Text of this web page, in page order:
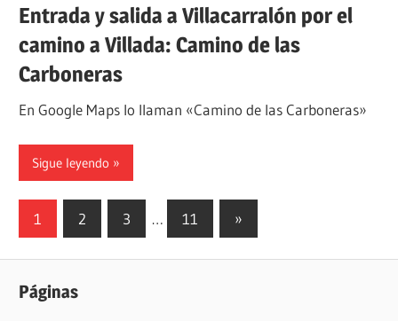
Entrada y salida a Villacarralón por el
camino a Villada: Camino de las
Carboneras
En Google Maps lo llaman «Camino de las Carboneras»
Sigue leyendo
Paginación
entradas
1 2 3 … 11
Siguientes
entradas
»
Páginas